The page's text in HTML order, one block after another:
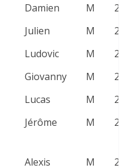
Damien M
Julien M
Ludovic M
Giovanny M
Lucas M
Jérôme M
Alexis M